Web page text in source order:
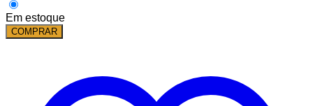
Em estoque
COMPRAR